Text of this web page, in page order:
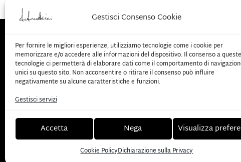
Gestisci Consenso Cookie
Per fornire le migliori esperienze, utilizziamo tecnologie come i cookie per
memorizzare e/o accedere alle informazioni del dispositivo. Il consenso a queste
tecnologie ci permetterà di elaborare dati come il comportamento di
unici su questo sito. Non acconsentire o ritirare il consenso può influire
negativamente su alcune caratteristiche e funzioni.
Gestisci servizi
Accetta Nega Visualizza
Cookie PolicyDichiarazione sulla Privacy
Partita iva: 05027570588
338 7456743antonio.ottaviani@antoniottaviani.com
+39 338 7456743
antonio.ottaviani@antoniottaviani.com